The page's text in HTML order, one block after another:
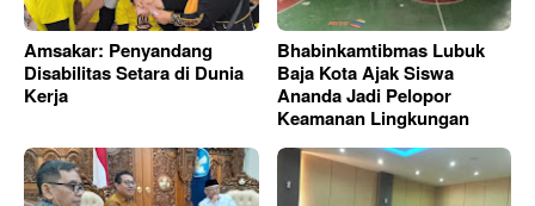
Amsakar: Penyandang
Disabilitas Setara di Dunia
Kerja
Bhabinkamtibmas Lubuk
Baja Kota Ajak Siswa
Ananda Jadi Pelopor
Keamanan Lingkungan